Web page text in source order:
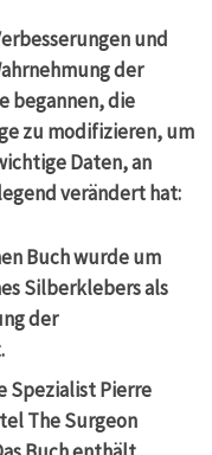
und
der
begannen, die
zu modifizieren, um
Daten, an
verändert hat:
Buch wurde um
Silberklebers als
der
Spezialist Pierre
The Surgeon